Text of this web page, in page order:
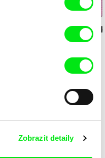
Zobrazit detaily
Milý tati:
animace